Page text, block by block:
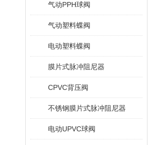
气动PPH球阀
气动塑料蝶阀
电动塑料蝶阀
膜片式脉冲阻尼器
CPVC背压阀
不锈钢膜片式脉冲阻尼器
电动UPVC球阀